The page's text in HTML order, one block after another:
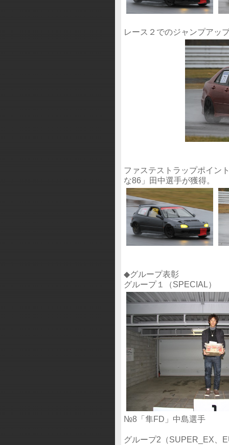
レース２でのジャンプアッ
ファステストラップポイ
な86」田中選手が獲得。
◆グループ表彰
グループ１（SPECIAL）
№8「隼FD」中島選手
グループ2（SUPER_EX、